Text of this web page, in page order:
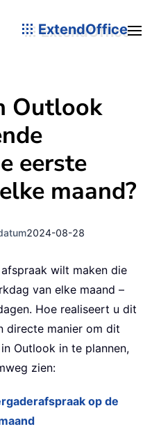
ExtendOffice
Outlook
eerste
maand?
2024-08-28
wilt maken die
van elke maand –
Hoe realiseert u dit
directe manier om dit
Outlook in te plannen,
zien:
op de